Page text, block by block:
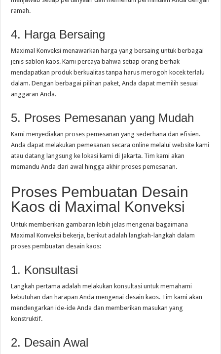
ramah.
4. Harga Bersaing
Maximal Konveksi menawarkan harga yang bersaing untuk berbagai
jenis sablon kaos. Kami percaya bahwa setiap orang berhak
mendapatkan produk berkualitas tanpa harus merogoh kocek terlalu
dalam. Dengan berbagai pilihan paket, Anda dapat memilih sesuai
anggaran Anda.
5. Proses Pemesanan yang Mudah
Kami menyediakan proses pemesanan yang sederhana dan efisien.
Anda dapat melakukan pemesanan secara online melalui website kami
atau datang langsung ke lokasi kami di Jakarta. Tim kami akan
memandu Anda dari awal hingga akhir proses pemesanan.
Proses Pembuatan Desain
Kaos di Maximal Konveksi
Untuk memberikan gambaran lebih jelas mengenai bagaimana
Maximal Konveksi bekerja, berikut adalah langkah-langkah dalam
proses pembuatan desain kaos:
1. Konsultasi
Langkah pertama adalah melakukan konsultasi untuk memahami
kebutuhan dan harapan Anda mengenai desain kaos. Tim kami akan
mendengarkan ide-ide Anda dan memberikan masukan yang
konstruktif.
2. Desain Awal